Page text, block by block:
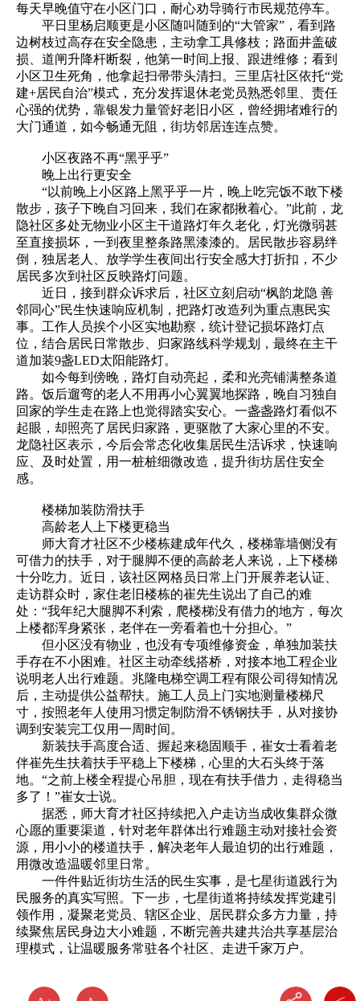
每天早晚值守在小区门口，耐心劝导骑行市民规范停车。
平日里杨启顺更是小区随叫随到的“大管家”，看到路
边树枝过高存在安全隐患，主动拿工具修枝；路面井盖破
损、道闸升降杆断裂，他第一时间上报、跟进维修；看到
小区卫生死角，他拿起扫帚带头清扫。三里店社区依托“党
建+居民自治”模式，充分发挥退休老党员熟悉邻里、责任
心强的优势，靠银发力量管好老旧小区，曾经拥堵难行的
大门通道，如今畅通无阻，街坊邻居连连点赞。
小区夜路不再“黑乎乎”
晚上出行更安全
“以前晚上小区路上黑乎乎一片，晚上吃完饭不敢下楼
散步，孩子下晚自习回来，我们在家都揪着心。”此前，龙
隐社区多处无物业小区主干道路灯年久老化，灯光微弱甚
至直接损坏，一到夜里整条路黑漆漆的。居民散步容易绊
倒，独居老人、放学学生夜间出行安全感大打折扣，不少
居民多次到社区反映路灯问题。
近日，接到群众诉求后，社区立刻启动“枫韵龙隐 善
邻同心”民生快速响应机制，把路灯改造列为重点惠民实
事。工作人员挨个小区实地勘察，统计登记损坏路灯点
位，结合居民日常散步、归家路线科学规划，最终在主干
道加装9盏LED太阳能路灯。
如今每到傍晚，路灯自动亮起，柔和光亮铺满整条道
路。饭后遛弯的老人不用再小心翼翼地探路，晚自习独自
回家的学生走在路上也觉得踏实安心。一盏盏路灯看似不
起眼，却照亮了居民归家路，更驱散了大家心里的不安。
龙隐社区表示，今后会常态化收集居民生活诉求，快速响
应、及时处置，用一桩桩细微改造，提升街坊居住安全
感。
楼梯加装防滑扶手
高龄老人上下楼更稳当
师大育才社区不少楼栋建成年代久，楼梯靠墙侧没有
可借力的扶手，对于腿脚不便的高龄老人来说，上下楼梯
十分吃力。近日，该社区网格员日常上门开展养老认证、
走访群众时，家住老旧楼栋的崔先生说出了自己的难
处：“我年纪大腿脚不利索，爬楼梯没有借力的地方，每次
上楼都浑身紧张，老伴在一旁看着也十分担心。”
但小区没有物业，也没有专项维修资金，单独加装扶
手存在不小困难。社区主动牵线搭桥，对接本地工程企业
说明老人出行难题。兆隆电梯空调工程有限公司得知情况
后，主动提供公益帮扶。施工人员上门实地测量楼梯尺
寸，按照老年人使用习惯定制防滑不锈钢扶手，从对接协
调到安装完工仅用一周时间。
新装扶手高度合适、握起来稳固顺手，崔女士看着老
伴崔先生扶着扶手平稳上下楼梯，心里的大石头终于落
地。“之前上楼全程提心吊胆，现在有扶手借力，走得稳当
多了！”崔女士说。
据悉，师大育才社区持续把入户走访当成收集群众微
心愿的重要渠道，针对老年群体出行难题主动对接社会资
源，用小小的楼道扶手，解决老年人最迫切的出行难题，
用微改造温暖邻里日常。
一件件贴近街坊生活的民生实事，是七星街道践行为
民服务的真实写照。下一步，七星街道将持续发挥党建引
领作用，凝聚老党员、辖区企业、居民群众多方力量，持
续聚焦居民身边大小难题，不断完善共建共治共享基层治
理模式，让温暖服务常驻各个社区、走进千家万户。